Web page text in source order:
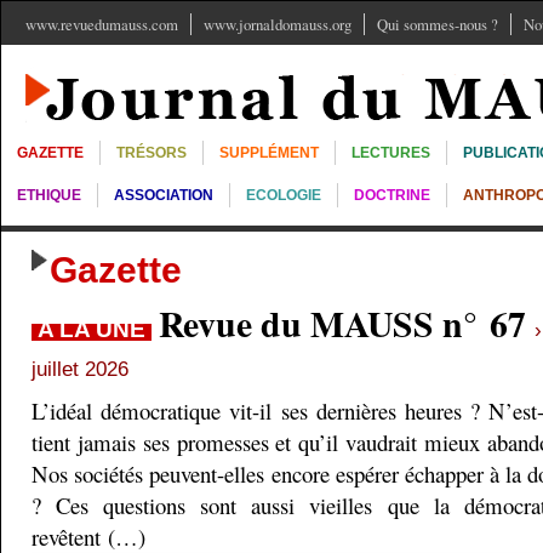
www.revuedumauss.com www.jornaldomauss.org Qui sommes-nous ?
GAZETTE TRÉSORS SUPPLÉMENT LECTURES
ETHIQUE ASSOCIATION ECOLOGIE DOCTRINE
Gazette
A LA UNE Revue du MAUSS n° 67
juillet 2026
L’idéal démocratique vit-il ses dernières heures ?
tient jamais ses promesses et qu’il vaudrait mieux
Nos sociétés peuvent-elles encore espérer échapper à la
? Ces questions sont aussi vieilles que la
revêtent (…)